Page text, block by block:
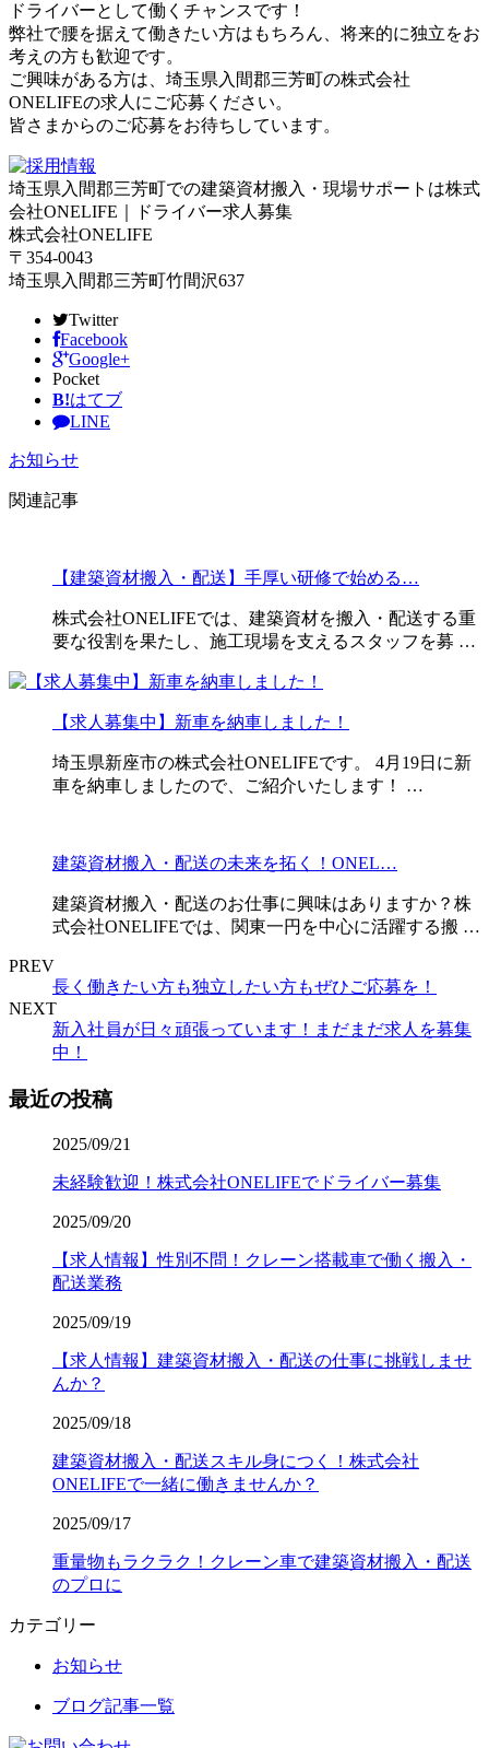
ドライバーとして働くチャンスです！
弊社で腰を据えて働きたい方はもちろん、将来的に独立をお
考えの方も歓迎です。
ご興味がある方は、埼玉県入間郡三芳町の株式会社
ONELIFEの求人にご応募ください。
皆さまからのご応募をお待ちしています。
埼玉県入間郡三芳町での建築資材搬入・現場サポートは株式
会社ONELIFE｜ドライバー求人募集
株式会社ONELIFE
〒354-0043
埼玉県入間郡三芳町竹間沢637
Twitter
Facebook
Google+
Pocket
B!はてブ
LINE
お知らせ
関連記事
【建築資材搬入・配送】手厚い研修で始める…
株式会社ONELIFEでは、建築資材を搬入・配送する重
要な役割を果たし、施工現場を支えるスタッフを募 …
【求人募集中】新車を納車しました！
埼玉県新座市の株式会社ONELIFEです。 4月19日に新
車を納車しましたので、ご紹介いたします！ …
建築資材搬入・配送の未来を拓く！ONEL…
建築資材搬入・配送のお仕事に興味はありますか？株
式会社ONELIFEでは、関東一円を中心に活躍する搬 …
PREV
長く働きたい方も独立したい方もぜひご応募を！
NEXT
新入社員が日々頑張っています！まだまだ求人を募集
中！
最近の投稿
2025/09/21
未経験歓迎！株式会社ONELIFEでドライバー募集
2025/09/20
【求人情報】性別不問！クレーン搭載車で働く搬入・
配送業務
2025/09/19
【求人情報】建築資材搬入・配送の仕事に挑戦しませ
んか？
2025/09/18
建築資材搬入・配送スキル身につく！株式会社
ONELIFEで一緒に働きませんか？
2025/09/17
重量物もラクラク！クレーン車で建築資材搬入・配送
のプロに
カテゴリー
お知らせ
ブログ記事一覧